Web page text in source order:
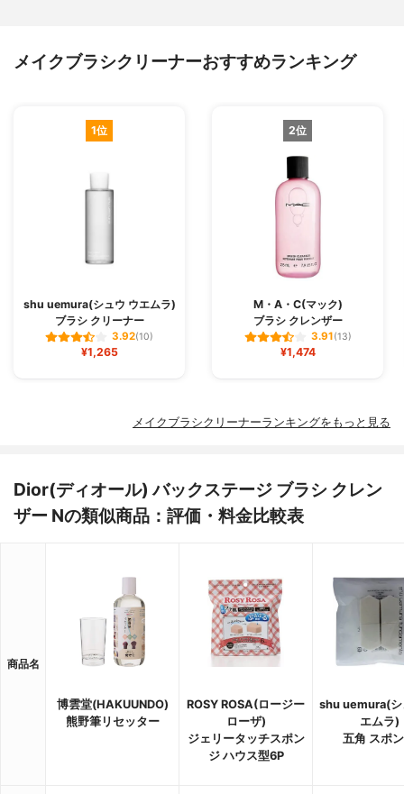
メイクブラシクリーナーおすすめランキング
1位
shu uemura(シュウ ウエムラ)
ブラシ クリーナー
3.92(10)
¥1,265
2位
M・A・C(マック)
ブラシ クレンザー
3.91(13)
¥1,474
メイクブラシクリーナーランキングをもっと見る
Dior(ディオール) バックステージ ブラシ クレン
ザー Nの類似商品：評価・料金比較表
商品名
博雲堂(HAKUUNDO)
熊野筆リセッター
ROSY ROSA(ロージー
ローザ)
ジェリータッチスポン
ジ ハウス型6P
shu uemura(シ
エムラ)
五角 スポ